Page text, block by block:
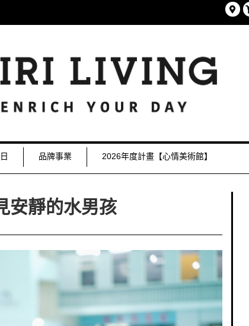
品牌事業 2026年度計畫【心情美術館】
安靜的⽔男孩